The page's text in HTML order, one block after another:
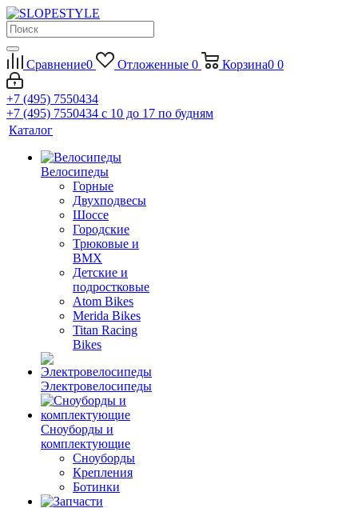
Сравнение0 Отложенные 0 Корзина0 0
+7 (495) 7550434
+7 (495) 7550434 с 10 до 17 по будням
Каталог
Велосипеды
Горные
Двухподвесы
Шоссе
Городские
Трюковые и
BMX
Детские и
подростковые
Atom Bikes
Merida Bikes
Titan Racing
Bikes
Электровелосипеды
Cноуборды и
комплектующие
Сноуборды
Крепления
Ботинки